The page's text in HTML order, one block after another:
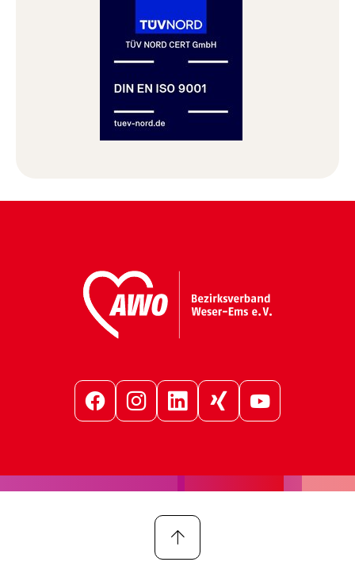
FacebookInstagramLinkedInXing YouTube